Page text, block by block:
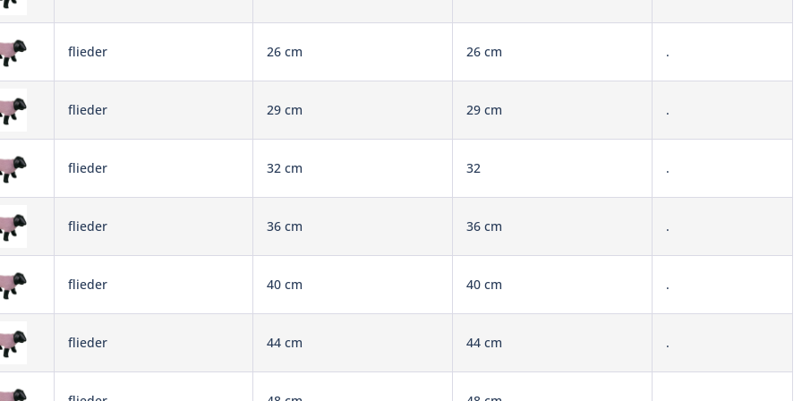
flieder 26 cm 26 cm .
flieder 29 cm 29 cm .
flieder 32 cm 32 .
flieder 36 cm 36 cm .
flieder 40 cm 40 cm .
flieder 44 cm 44 cm .